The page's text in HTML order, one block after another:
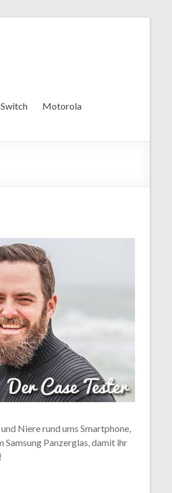
Motorola
Niere rund ums Smartphone,
Samsung Panzerglas, damit ihr